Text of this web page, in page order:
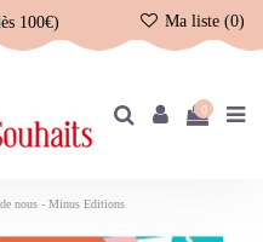
100€) Ma liste (0)
0
nous - Minus Editions